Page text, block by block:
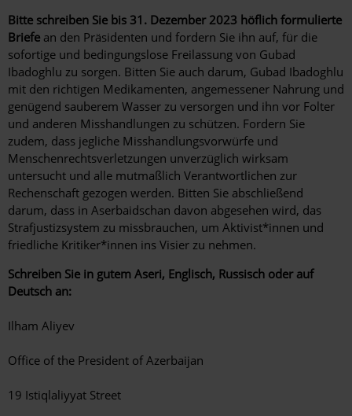
Bitte schreiben Sie bis 31. Dezember 2023 höflich formulierte
Briefe an den Präsidenten und fordern Sie ihn auf, für die
sofortige und bedingungslose Freilassung von Gubad
Ibadoghlu zu sorgen. Bitten Sie auch darum, Gubad Ibadoghlu
mit den richtigen Medikamenten, angemessener Nahrung und
genügend sauberem Wasser zu versorgen und ihn vor Folter
und anderen Misshandlungen zu schützen. Fordern Sie
zudem, dass jegliche Misshandlungsvorwürfe und
Menschenrechtsverletzungen unverzüglich wirksam
untersucht und alle mutmaßlich Verantwortlichen zur
Rechenschaft gezogen werden. Bitten Sie abschließend
darum, dass in Aserbaidschan davon abgesehen wird, das
Strafjustizsystem zu missbrauchen, um Aktivist*innen und
friedliche Kritiker*innen ins Visier zu nehmen.
Schreiben Sie in gutem Aseri, Englisch, Russisch oder auf
Deutsch an:
Ilham Aliyev
Office of the President of Azerbaijan
19 Istiqlaliyyat Street